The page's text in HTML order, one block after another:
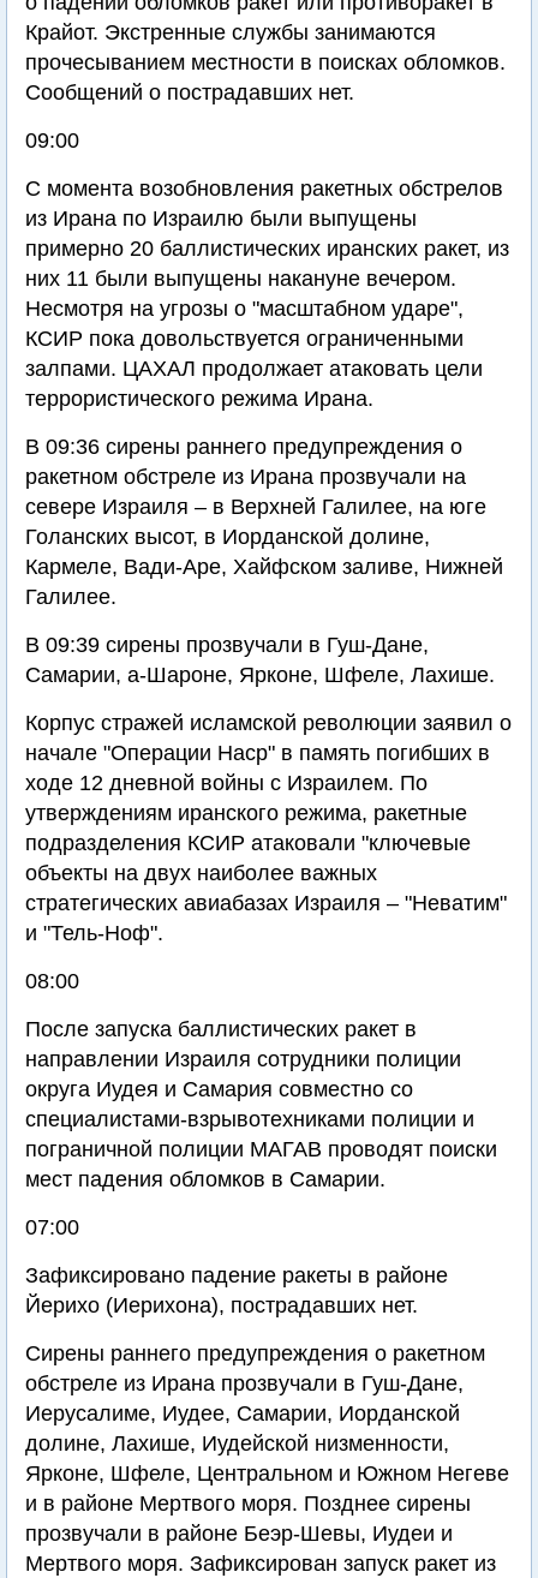
Крайот. Экстренные службы занимаются
прочесыванием местности в поисках обломков.
Сообщений о пострадавших нет.
09:00
С момента возобновления ракетных обстрелов
из Ирана по Израилю были выпущены
примерно 20 баллистических иранских ракет, из
них 11 были выпущены накануне вечером.
Несмотря на угрозы о "масштабном ударе",
КСИР пока довольствуется ограниченными
залпами. ЦАХАЛ продолжает атаковать цели
террористического режима Ирана.
В 09:36 сирены раннего предупреждения о
ракетном обстреле из Ирана прозвучали на
севере Израиля – в Верхней Галилее, на юге
Голанских высот, в Иорданской долине,
Кармеле, Вади-Аре, Хайфском заливе, Нижней
Галилее.
В 09:39 сирены прозвучали в Гуш-Дане,
Самарии, а-Шароне, Ярконе, Шфеле, Лахише.
Корпус стражей исламской революции заявил о
начале "Операции Наср" в память погибших в
ходе 12 дневной войны с Израилем. По
утверждениям иранского режима, ракетные
подразделения КСИР атаковали "ключевые
объекты на двух наиболее важных
стратегических авиабазах Израиля – "Неватим"
и "Тель-Ноф".
08:00
После запуска баллистических ракет в
направлении Израиля сотрудники полиции
округа Иудея и Самария совместно со
специалистами-взрывотехниками полиции и
пограничной полиции МАГАВ проводят поиски
мест падения обломков в Самарии.
07:00
Зафиксировано падение ракеты в районе
Йерихо (Иерихона), пострадавших нет.
Сирены раннего предупреждения о ракетном
обстреле из Ирана прозвучали в Гуш-Дане,
Иерусалиме, Иудее, Самарии, Иорданской
долине, Лахише, Иудейской низменности,
Ярконе, Шфеле, Центральном и Южном Негеве
и в районе Мертвого моря. Позднее сирены
прозвучали в районе Беэр-Шевы, Иудеи и
Мертвого моря. Зафиксирован запуск ракет из